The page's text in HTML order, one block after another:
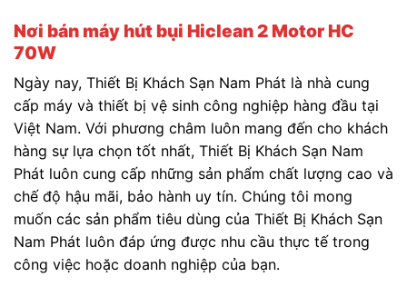
Nơi bán máy hút bụi Hiclean 2 Motor HC
70W
Ngày nay, Thiết Bị Khách Sạn Nam Phát là nhà cung
cấp máy và thiết bị vệ sinh công nghiệp hàng đầu tại
Việt Nam. Với phương châm luôn mang đến cho khách
hàng sự lựa chọn tốt nhất, Thiết Bị Khách Sạn Nam
Phát luôn cung cấp những sản phẩm chất lượng cao và
chế độ hậu mãi, bảo hành uy tín. Chúng tôi mong
muốn các sản phẩm tiêu dùng của Thiết Bị Khách Sạn
Nam Phát luôn đáp ứng được nhu cầu thực tế trong
công việc hoặc doanh nghiệp của bạn.